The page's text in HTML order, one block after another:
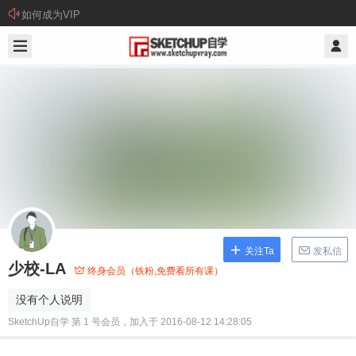
如何成为VIP
少校-LA 终身会员（铁粉,免费看所有课）
没有个人说明
SketchUp自学 第 1 号会员，加入于 2016-08-12 14:28:05
关注Ta 发私信